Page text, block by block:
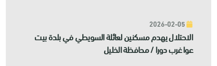
الاحتلال يهدم مسكنين لعائلة السويطي في بلدة بيت
عوا غرب دورا / محافظة الخليل